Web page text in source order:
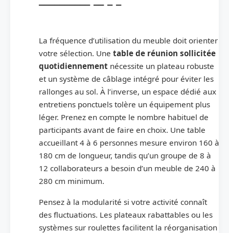
La fréquence d’utilisation du meuble doit orienter
votre sélection. Une table de réunion sollicitée
quotidiennement nécessite un plateau robuste
et un système de câblage intégré pour éviter les
rallonges au sol. À l’inverse, un espace dédié aux
entretiens ponctuels tolère un équipement plus
léger. Prenez en compte le nombre habituel de
participants avant de faire en choix. Une table
accueillant 4 à 6 personnes mesure environ 160 à
180 cm de longueur, tandis qu’un groupe de 8 à
12 collaborateurs a besoin d’un meuble de 240 à
280 cm minimum.
Pensez à la modularité si votre activité connaît
des fluctuations. Les plateaux rabattables ou les
systèmes sur roulettes facilitent la réorganisation